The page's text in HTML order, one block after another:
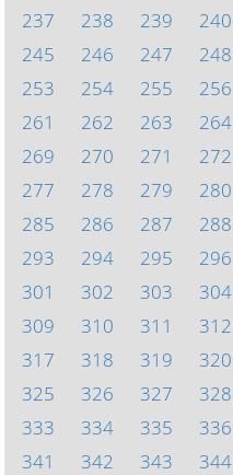
237
238 239 240
245
246 247 248
253
254 255 256
261
262 263 264
269
270 271 272
277
278 279 280
285
286 287 288
293
294 295 296
301
302 303 304
309
310 311 312
317
318 319 320
325
326 327 328
333
334 335 336
341
342 343 344